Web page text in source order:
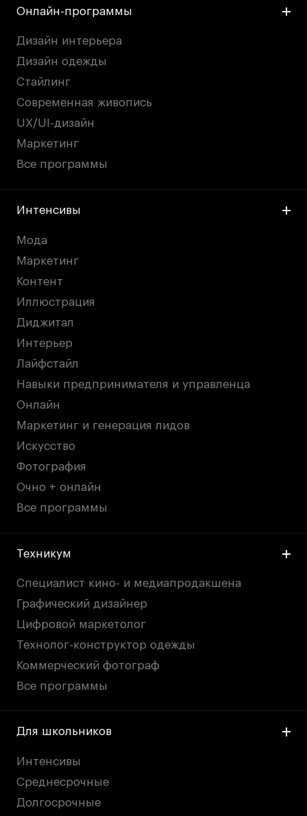
Онлайн-программы
Дизайн интерьера
Дизайн одежды
Стайлинг
Современная живопись
UX/UI-дизайн
Маркетинг
Все программы
Интенсивы
Мода
Маркетинг
Контент
Иллюстрация
Диджитал
Интерьер
Лайфстайл
Навыки предпринимателя и управленца
Онлайн
Маркетинг и генерация лидов
Искусство
Фотография
Очно + онлайн
Все программы
Техникум
Специалист кино- и медиапродакшена
Графический дизайнер
Цифровой маркетолог
Технолог-конструктор одежды
Коммерческий фотограф
Все программы
Для школьников
Интенсивы
Среднесрочные
Долгосрочные